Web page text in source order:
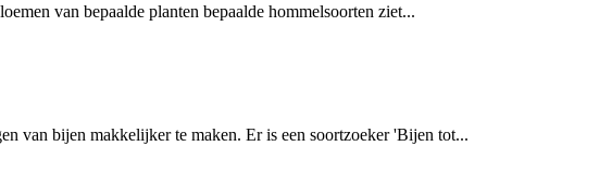
van bepaalde planten bepaalde hommelsoorten ziet...
van bijen makkelijker te maken. Er is een soortzoeker 'Bijen tot...